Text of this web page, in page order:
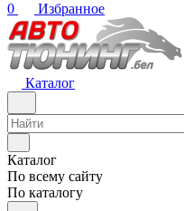
0
Избранное
Каталог
Каталог
По всему сайту
По каталогу